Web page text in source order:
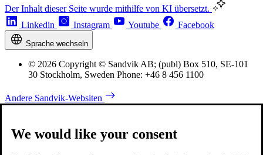
Der Inhalt dieser Seite wurde mithilfe von KI übersetzt.
Linkedin
Instagram Youtube Facebook
Sprache wechseln
© 2026 Copyright © Sandvik AB; (publ) Box 510, SE-101
30 Stockholm, Sweden Phone: +46 8 456 1100
Andere Sandvik-Websiten
We would like your consent